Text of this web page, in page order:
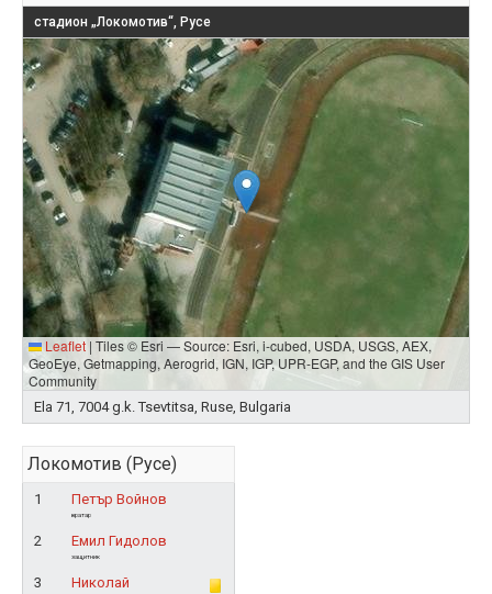
стадион „Локомотив“, Русе
Leaflet | Tiles © Esri — Source: Esri, i-cubed, USDA, USGS, AEX,
GeoEye, Getmapping, Aerogrid, IGN, IGP, UPR-EGP, and the GIS User
Community
Ela 71, 7004 g.k. Tsevtitsa, Ruse, Bulgaria
Локомотив (Русе)
1 Петър Войнов
вратар
2 Емил Гидолов
защитник
3
Николай